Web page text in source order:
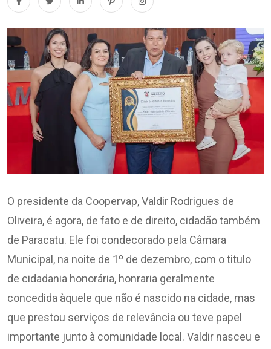
O presidente da Coopervap, Valdir Rodrigues de
Oliveira, é agora, de fato e de direito, cidadão também
de Paracatu. Ele foi condecorado pela Câmara
Municipal, na noite de 1º de dezembro, com o titulo
de cidadania honorária, honraria geralmente
concedida àquele que não é nascido na cidade, mas
que prestou serviços de relevância ou teve papel
importante junto à comunidade local. Valdir nasceu e